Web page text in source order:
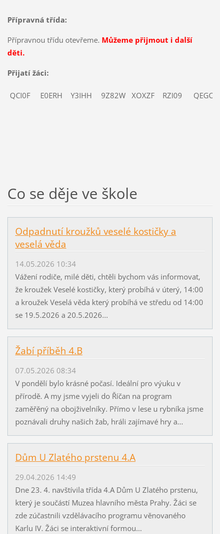
Přípravná třída:
Přípravnou třídu otevřeme. Můžeme přijmout i další
děti.
Přijatí žáci:
QCI0F E0ERH Y3IHH 9Z82W XOXZF RZI09 QEGCX
Co se děje ve škole
Odpadnutí kroužků veselé kostičky a
veselá věda
14.05.2026 10:34
Vážení rodiče, milé děti, chtěli bychom vás informovat,
že kroužek Veselé kostičky, který probíhá v úterý, 14:00
a kroužek Veselá věda který probíhá ve středu od 14:00
se 19.5.2026 a 20.5.2026...
Žabí příběh 4.B
07.05.2026 08:34
V pondělí bylo krásné počasí. Ideální pro výuku v
přírodě. A my jsme vyjeli do Říčan na program
zaměřěný na obojživelníky. Přímo v lese u rybníka jsme
poznávali druhy našich žab, hráli zajímavé hry a...
Dům U Zlatého prstenu 4.A
29.04.2026 14:49
Dne 23. 4. navštívila třída 4.A Dům U Zlatého prstenu,
který je součástí Muzea hlavního města Prahy. Žáci se
zde zúčastnili vzdělávacího programu věnovaného
Karlu IV. Žáci se interaktivní formou...